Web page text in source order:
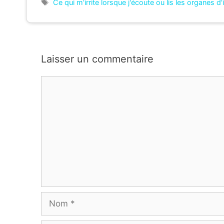
Étiquettes
Ce qui m'irrite lorsque j'écoute ou lis les organes
Laisser un commentaire